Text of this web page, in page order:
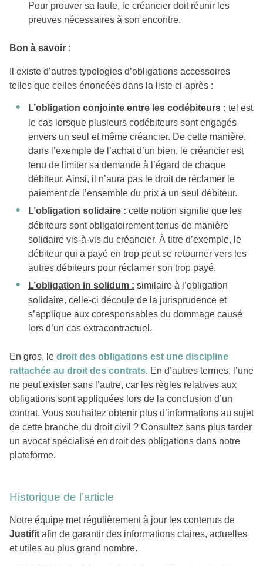
Pour prouver sa faute, le créancier doit réunir les
preuves nécessaires à son encontre.
Bon à savoir :
Il existe d’autres typologies d’obligations accessoires
telles que celles énoncées dans la liste ci-après :
L’obligation conjointe entre les codébiteurs : tel est
le cas lorsque plusieurs codébiteurs sont engagés
envers un seul et même créancier. De cette manière,
dans l’exemple de l’achat d’un bien, le créancier est
tenu de limiter sa demande à l’égard de chaque
débiteur. Ainsi, il n’aura pas le droit de réclamer le
paiement de l’ensemble du prix à un seul débiteur.
L’obligation solidaire : cette notion signifie que les
débiteurs sont obligatoirement tenus de manière
solidaire vis-à-vis du créancier. À titre d’exemple, le
débiteur qui a payé en trop peut se retourner vers les
autres débiteurs pour réclamer son trop payé.
L’obligation in solidum : similaire à l’obligation
solidaire, celle-ci découle de la jurisprudence et
s’applique aux coresponsables du dommage causé
lors d’un cas extracontractuel.
En gros, le droit des obligations est une discipline
rattachée au droit des contrats. En d’autres termes, l’une
ne peut exister sans l’autre, car les règles relatives aux
obligations sont appliquées lors de la conclusion d’un
contrat. Vous souhaitez obtenir plus d’informations au sujet
de cette branche du droit civil ? Consultez sans plus tarder
un avocat spécialisé en droit des obligations dans notre
plateforme.
Historique de l’article
Notre équipe met régulièrement à jour les contenus de
Justifit afin de garantir des informations claires, actuelles
et utiles au plus grand nombre.